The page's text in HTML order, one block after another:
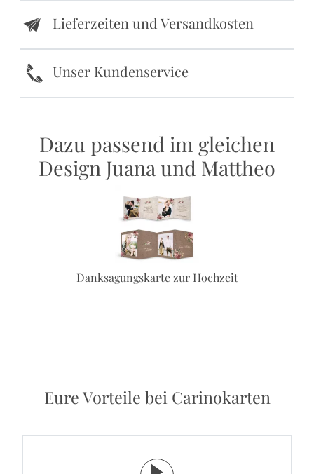
e Lieferzeiten und Versandkosten
k Unser Kundenservice
Dazu passend im gleichen
Design Juana und Mattheo
Danksagungskarte zur Hochzeit
Eure Vorteile bei Carinokarten